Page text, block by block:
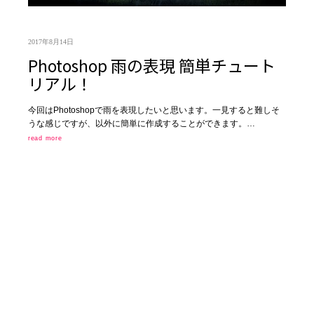
2017年8月14日
Photoshop 雨の表現 簡単チュート
リアル！
今回はPhotoshopで雨を表現したいと思います。一見すると難しそ
うな感じですが、以外に簡単に作成することができます。…
read more